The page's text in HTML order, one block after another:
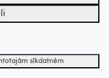
sīkdatnēm